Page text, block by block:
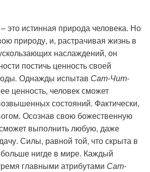
– это истинная природа человека. Но
природу, и, растрачивая жизнь в
наслаждений, он
постичь ценность своей
. Однажды испытав Сат-Чит-
ценность, человек сможет
состояний. Фактически,
Осознав свою божественную
выполнить любую, даже
Силы, равной той, что скрыта в
нигде в мире. Каждый
главными атрибутами Сат-